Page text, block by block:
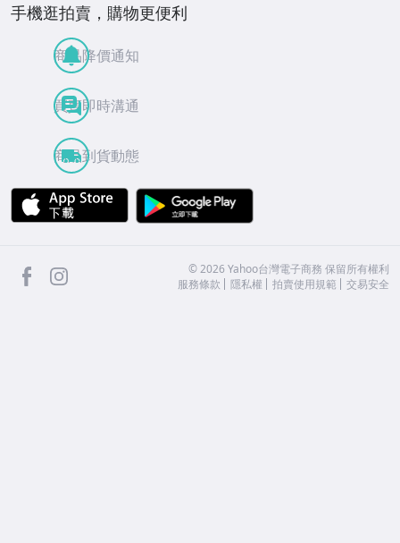
手機逛拍賣，購物更便利
商品降價通知
買賣即時溝通
商品到貨動態
APP Store
facebook ©2026 Yahoo台灣電子商務 保留所有權利
服務條款
隱私權 拍賣使用規範 交易安全